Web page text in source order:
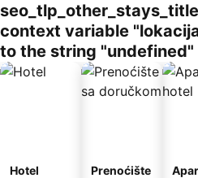
context variable
to the string "undefined"
Hotel
Prenoćište